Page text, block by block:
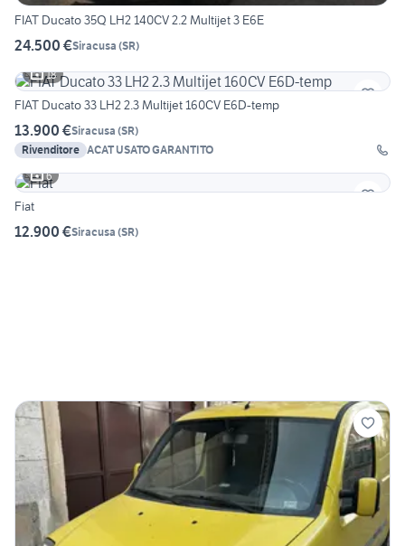
FIAT Ducato 35Q LH2 140CV 2.2 Multijet 3 E6E
24.500 €Siracusa (SR)
18
FIAT Ducato 33 LH2 2.3 Multijet 160CV E6D-temp
13.900 €Siracusa (SR)
Rivenditore ACAT USATO GARANTITO
6
Fiat
12.900 €Siracusa (SR)